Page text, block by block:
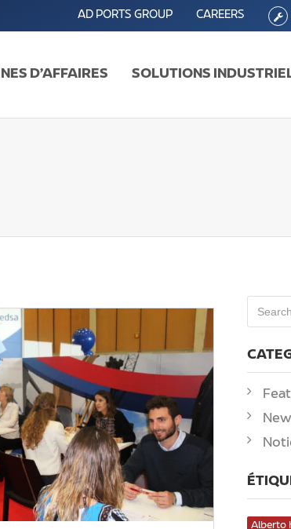
AD PORTS GROUP CAREERS
D’AFFAIRES SOLUTIONS
Alberto